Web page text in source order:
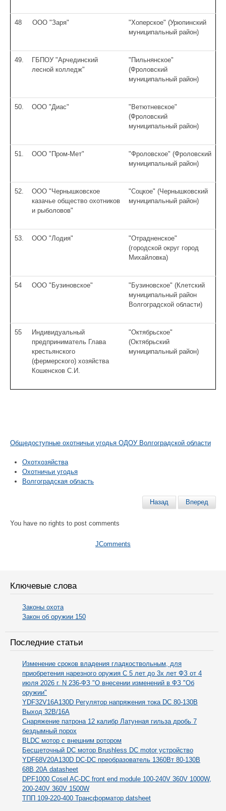
48 ООО "Заря"
"Хоперское" (Урюпинский
муниципальный район)
49.
ГБПОУ "Арчединский
лесной колледж"
"Пильнянское"
(Фроловский
муниципальный район)
50. ООО "Диас"
"Ветютневское"
(Фроловский
муниципальный район)
51. ООО "Пром-Мет"
"Фроловское" (Фроловский
муниципальный район)
52.
ООО "Чернышковское
казачье общество охотников
и рыболовов"
"Соцкое" (Чернышковский
муниципальный район)
53. ООО "Лодия"
"Отрадненское"
(городской округ город
Михайловка)
54 ООО "Бузиновское"
"Бузиновское" (Клетский
муниципальный район
Волгоградской области)
55
Индивидуальный
предприниматель Глава
крестьянского
(фермерского) хозяйства
Кошенсков С.И.
"Октябрьское"
(Октябрьский
муниципальный район)
Общедоступные охотничьи угодья ОДОУ Волгоградской области
Охотхозяйства
Охотничьи угодья
Волгоградская область
Назад Вперед
You have no rights to post comments
JComments
Ключевые слова
Законы охота
Закон об оружии 150
Последние статьи
Изменение сроков владения гладкоствольным, для
приобретения нарезного оружия С 5 лет до 3х лет ФЗ от 4
июля 2026 г. N 236-ФЗ "О внесении изменений в ФЗ "Об
оружии"
YDF32V16A130D Регулятор напряжения тока DC 80-130В
Выход 32В/16А
Снаряжение патрона 12 калибр Латунная гильза дробь 7
бездымный порох
BLDC мотор с внешним ротором
Бесщеточный DC мотор Brushless DC motor устройство
YDF68V20A130D DC-DC преобразователь 1360Вт 80-130В
68В 20А datasheet
DPF1000 Cosel AC-DC front end module 100-240V 360V 1000W,
200-240V 360V 1500W
ТПП 109-220-400 Трансформатор datsheet